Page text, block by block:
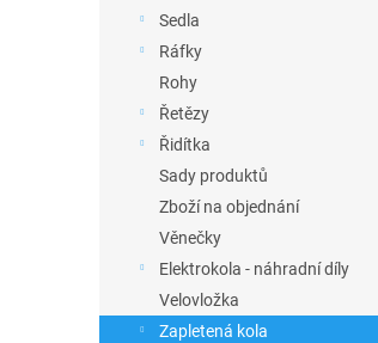
Sedla
Ráfky
Rohy
Řetězy
Řidítka
Sady produktů
Zboží na objednání
Věnečky
Elektrokola - náhradní díly
Velovložka
Zapletená kola